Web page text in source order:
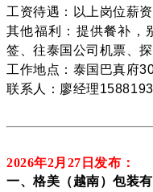
工资待遇：以上岗位薪
其他福利：提供餐补，
签、往泰国公司机票、探
工作地点：泰国巴真府
联系人：廖经理
2026年2月27 日发布：
一、格美（越南）包装